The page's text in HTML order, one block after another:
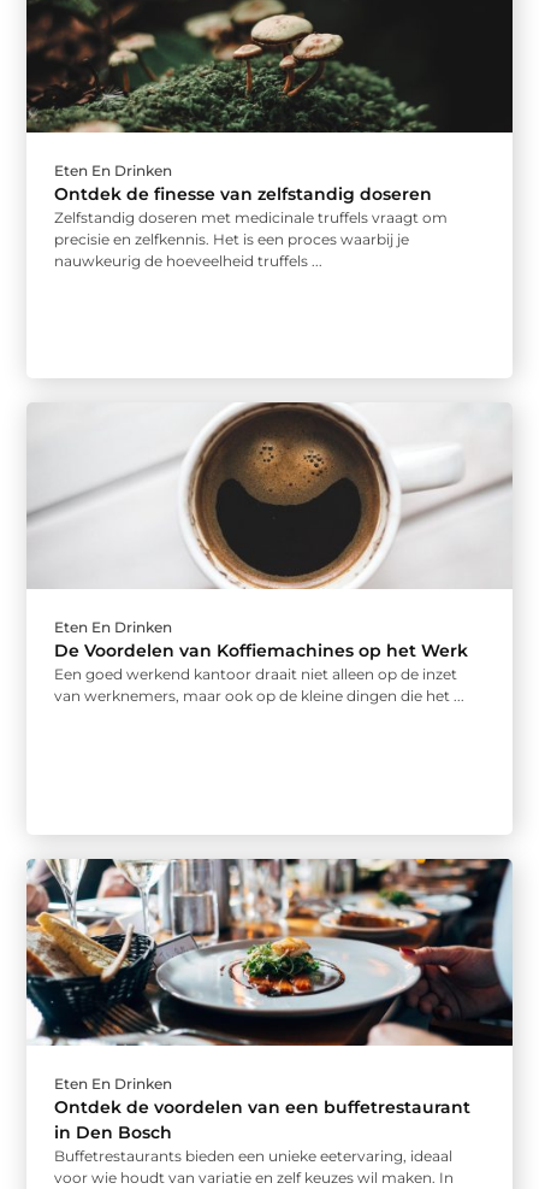
Eten En Drinken
Ontdek de finesse van zelfstandig doseren
Zelfstandig doseren met medicinale truffels vraagt om
precisie en zelfkennis. Het is een proces waarbij je
nauwkeurig de hoeveelheid truffels ...
Eten En Drinken
De Voordelen van Koffiemachines op het Werk
Een goed werkend kantoor draait niet alleen op de inzet
van werknemers, maar ook op de kleine dingen die het ...
Eten En Drinken
Ontdek de voordelen van een buffetrestaurant
in Den Bosch
Buffetrestaurants bieden een unieke eetervaring, ideaal
voor wie houdt van variatie en zelf keuzes wil maken. In